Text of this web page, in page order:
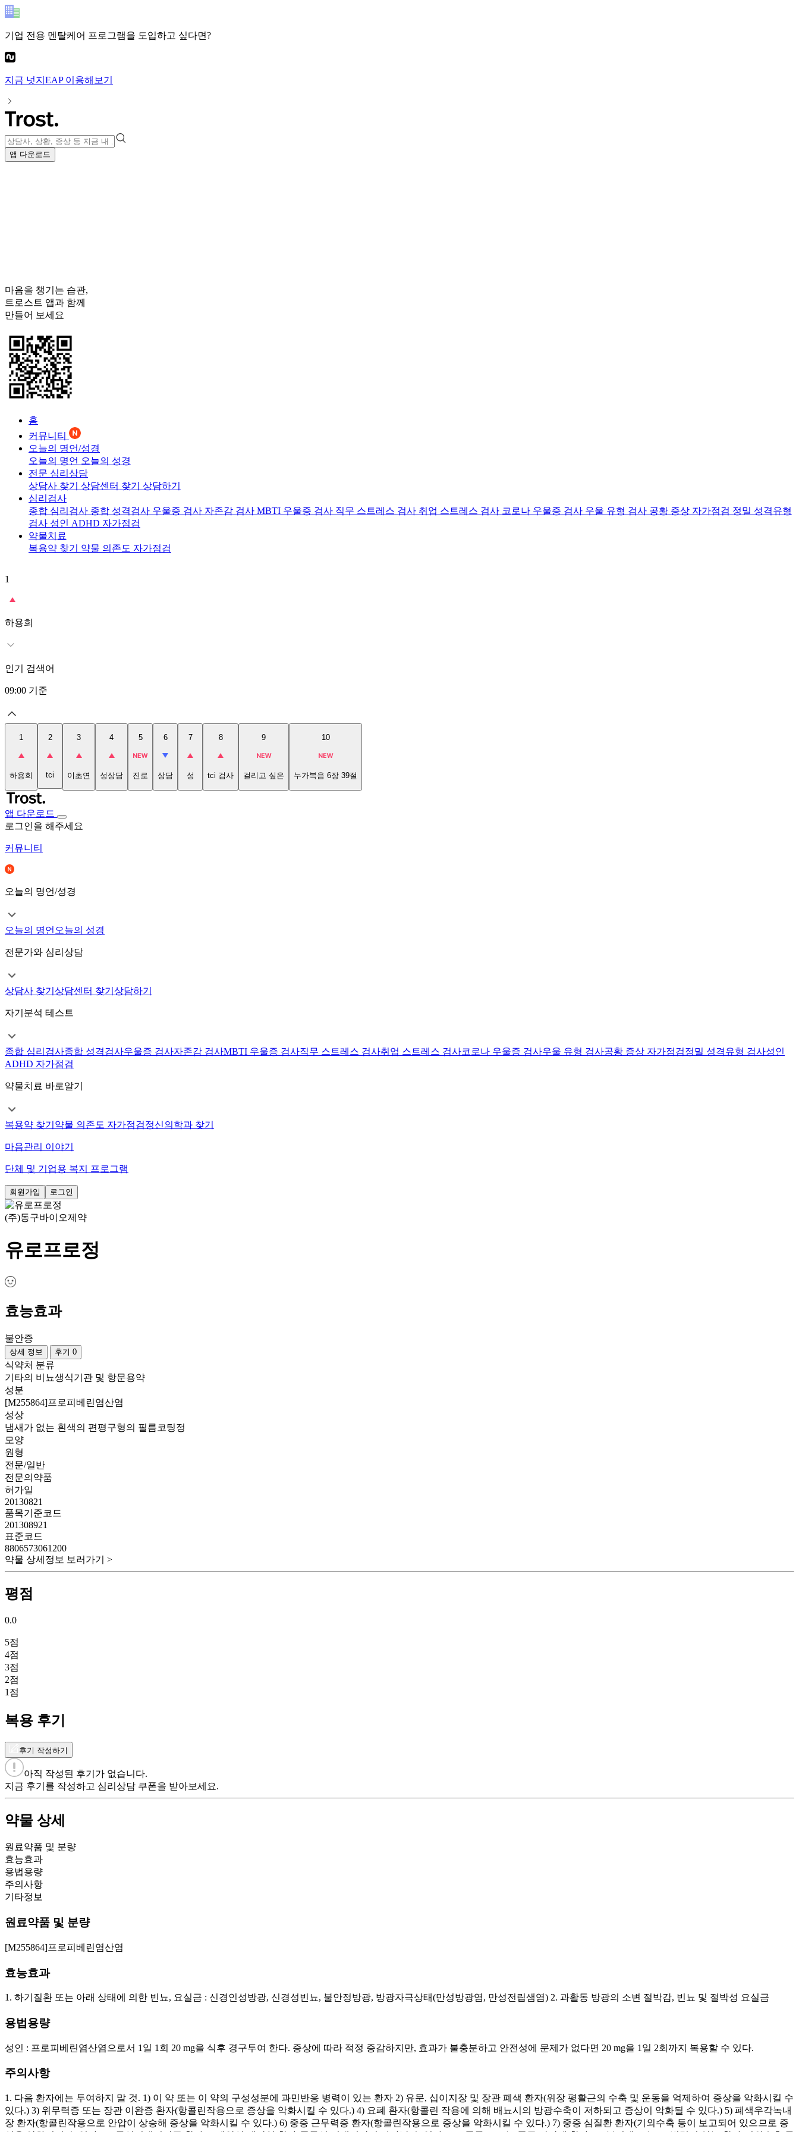
기업 전용 멘탈케어 프로그램을 도입하고 싶다면?
지금 넛지EAP이용해보기
앱 다운로드
마음을 챙기는 습관,
트로스트 앱과 함께
만들어 보세요
홈
커뮤니티
오늘의 명언/성경
오늘의 명언 오늘의 성경
전문 심리상담
상담사 찾기 상담센터 찾기 상담하기
심리검사
종합 심리검사 종합 성격검사 우울증 검사 자존감 검사 MBTI 우울증 검사 직무 스트레스 검사 취업 스트레스 검사 코로나 우울증 검사 우울 유형 검사 공황 증상 자가점검 정밀 성격유형
검사 성인 ADHD 자가점검
약물치료
복용약 찾기 약물 의존도 자가점검
1
하용희
인기 검색어
09:00 기준
1
하용희
2
tci
3
이초연
4
성상담
5
진로
6
상담
7
성
8
tci 검사
9
걸리고 싶은
10
누가복음 6장 39절
앱 다운로드
로그인을 해주세요
커뮤니티
오늘의 명언/성경
오늘의 명언 오늘의 성경
전문가와 심리상담
상담사 찾기 상담센터 찾기 상담하기
자기분석 테스트
종합 심리검사종합 성격검사우울증 검사자존감 검사MBTI 우울증 검사직무 스트레스 검사취업 스트레스 검사코로나 우울증 검사우울 유형 검사공황 증상 자가점검정밀 성격유형 검사성인
ADHD 자가점검
약물치료 바로알기
복용약 찾기 약물 의존도 자가점검정신의학과 찾기
마음관리 이야기
단체 및 기업용 복지 프로그램
회원가입 로그인
(주)동구바이오제약
유로프로정
효능효과
불안증
상세 정보 후기 0
식약처 분류
기타의 비뇨생식기관 및 항문용약
성분
[M255864]프로피베린염산염
성상
냄새가 없는 흰색의 편평구형의 필름코팅정
모양
원형
전문/일반
전문의약품
허가일
20130821
품목기준코드
201308921
표준코드
8806573061200
약물 상세정보 보러가기 >
평점
0.0
5점
4점
3점
2점
1 점
복용 후기
후기 작성하기
아직 작성된 후기가 없습니다.
지금 후기를 작성하고 심리상담 쿠폰을 받아보세요.
약물 상세
원료약품 및 분량
효능효과
용법용량
주의사항
기타정보
원료약품 및 분량
[M255864]프로피베린염산염
효능효과
1. 하기질환 또는 아래 상태에 의한 빈뇨, 요실금 : 신경인성방광, 신경성빈뇨, 불안정방광, 방광자극상태(만성방광염, 만성전립샘염) 2. 과활동 방광의 소변 절박감, 빈뇨 및 절박성 요실금
용법용량
성인 : 프로피베린염산염으로서 1일 1회 20 mg을 식후 경구투여 한다. 증상에 따라 적정 증감하지만, 효과가 불충분하고 안전성에 문제가 없다면 20 mg을 1일 2회까지 복용할 수 있다.
주의사항
1. 다음 환자에는 투여하지 말 것. 1) 이 약 또는 이 약의 구성성분에 과민반응 병력이 있는 환자 2) 유문, 십이지장 및 장관 폐색 환자(위장 평활근의 수축 및 운동을 억제하여 증상을 악화시킬 수
있다.) 3) 위무력증 또는 장관 이완증 환자(항콜린작용으로 증상을 악화시킬 수 있다.) 4) 요폐 환자(항콜린 작용에 의해 배뇨시의 방광수축이 저하되고 증상이 악화될 수 있다.) 5) 폐색우각녹내
장 환자(항콜린작용으로 안압이 상승해 증상을 악화시킬 수 있다.) 6) 중증 근무력증 환자(항콜린작용으로 증상을 악화시킬 수 있다.) 7) 중증 심질환 환자(기외수축 등이 보고되어 있으므로 증